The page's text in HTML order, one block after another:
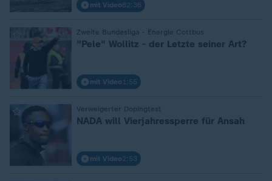
mit Video82:36
Zweite Bundesliga - Energie Cottbus
"Pele" Wollitz - der Letzte seiner Art?
mit Video 1:55
Verweigerter Dopingtest
NADA will Vierjahressperre für Ansah
mit Video2:53